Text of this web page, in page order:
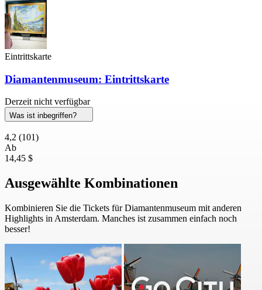
Eintrittskarte
Diamantenmuseum: Eintrittskarte
Derzeit nicht verfügbar
Was ist inbegriffen?
4,2 (101)
Ab
14,45 $
Ausgewählte Kombinationen
Kombinieren Sie die Tickets für Diamantenmuseum mit anderen
Highlights in Amsterdam. Manches ist zusammen einfach noch
besser!